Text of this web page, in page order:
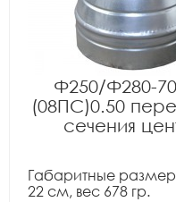
Ф250/Ф280-
(08ПС)0.50
сечения
Габаритные
22 см, вес 678 гр.